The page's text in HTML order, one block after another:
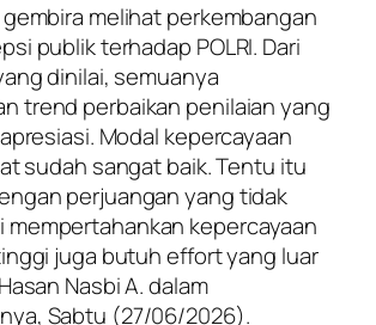
gembira melihat perkembangan
publik terhadap POLRI. Dari
dinilai, semuanya
trend perbaikan penilaian yang
Modal kepercayaan
sudah sangat baik. Tentu itu
perjuangan yang tidak
mempertahankan kepercayaan
juga butuh effort yang luar
Nasbi A. dalam
Sabtu (27/06/2026).